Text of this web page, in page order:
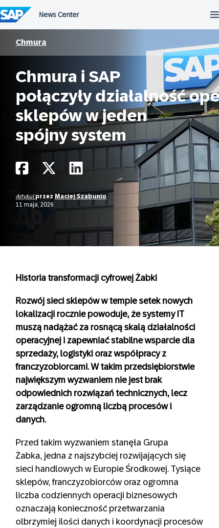
do
treści
Chmura
Chmura i SAP
połączyły działalność
sklepów w jeden
spójny system
Artykul przezMaciej Szabunio
11 maja, 2026
Historia transformacji cyfrowej Żabki
Rozwój sieci sklepów w tempie setek nowych
lokalizacji rocznie powoduje, że systemy IT
muszą nadążać za rosnącą skalą działalności
operacyjnej i zapewniać stabilne wsparcie dla
sprzedaży, logistyki oraz współpracy z
franczyzobiorcami. W takim przedsiębiorstwie
największym wyzwaniem nie jest brak
odpowiednich rozwiązań technicznych, lecz
zarządzanie ogromną liczbą procesów i
danych.
Przed takim wyzwaniem stanęła Grupa
Żabka, jedna z najszybciej rozwijających się
sieci handlowych w Europie Środkowej. Tysiące
sklepów, franczyzobiorców oraz ogromna
liczba codziennych operacji biznesowych
oznaczają konieczność przetwarzania
olbrzymiej ilości danych i koordynacji procesów